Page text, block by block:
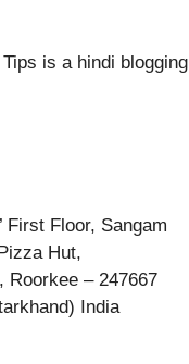
is a hindi blogging
First Floor, Sangam
Hut,
Roorkee – 247667
India